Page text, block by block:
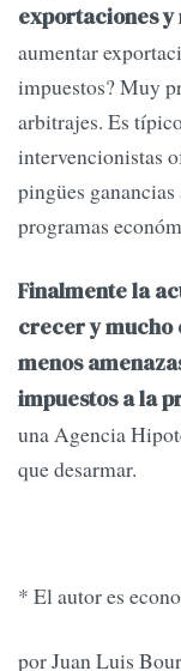
exportaciones
aumentar
impuestos? Muy
arbitrajes. Es
intervencionistas
pingües
programas
Finalmente la
crecer y mucho
menos
impuestos a la
una Agencia
que desarmar.
* El autor es
por Juan Luis Bour